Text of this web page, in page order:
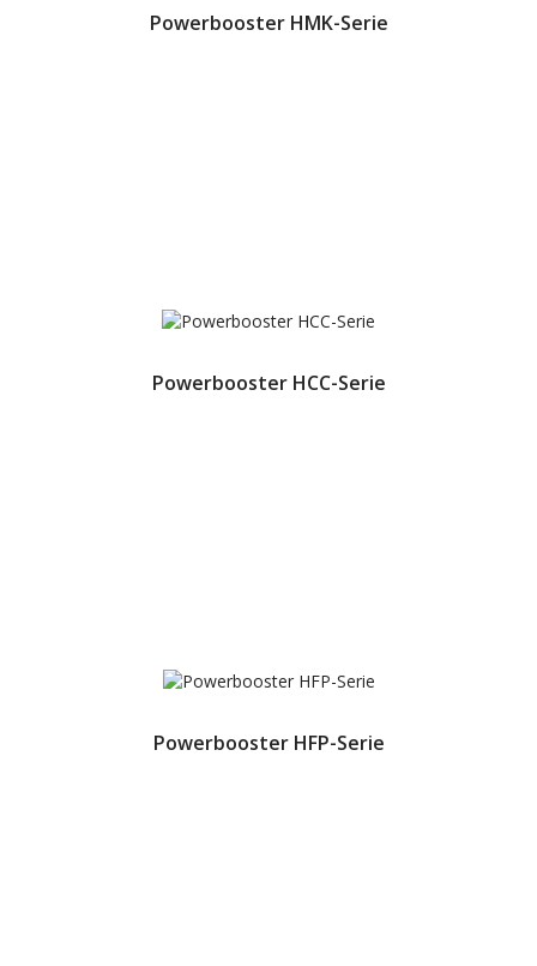
Powerbooster HMK-Serie
Powerbooster HCC-Serie
Powerbooster HFP-Serie